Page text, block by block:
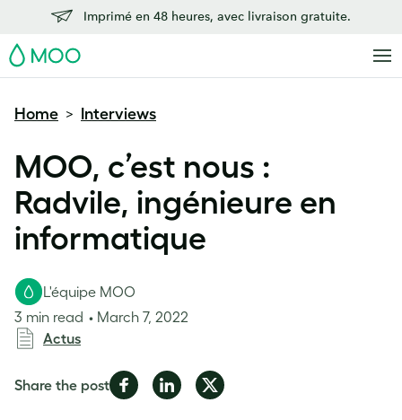
Imprimé en 48 heures, avec livraison gratuite.
MOO
Home > Interviews
MOO, c’est nous :
Radvile, ingénieure en
informatique
L'équipe MOO
3 min read
March 7, 2022
Actus
Share the postShare Share Share